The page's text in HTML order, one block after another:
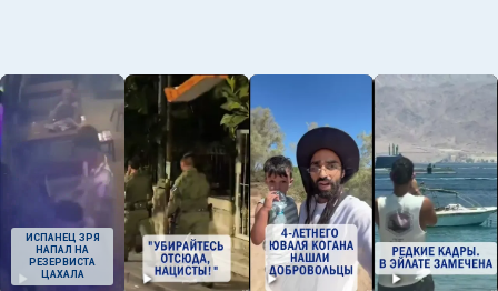
ИСПАНЕЦ ЗРЯ
НАПАЛ НА
РЕЗЕРВИСТА
ЦАХАЛА